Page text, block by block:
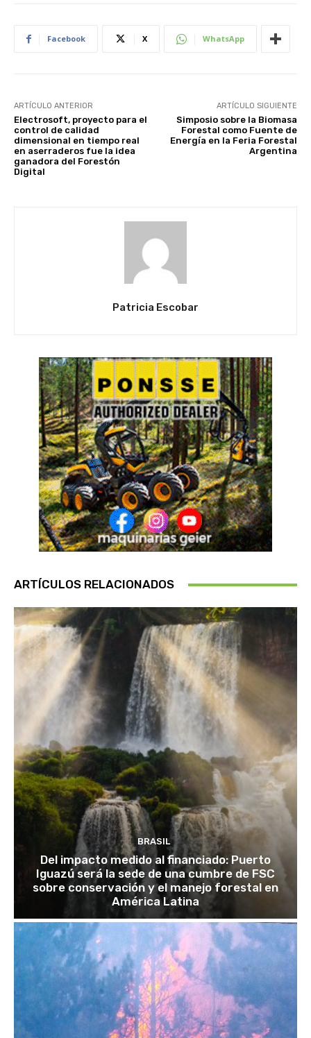
Facebook X WhatsApp
ARTÍCULO ANTERIOR
Electrosoft, proyecto para el
control de calidad
dimensional en tiempo real
en aserraderos fue la idea
ganadora del Forestón
Digital
ARTÍCULO SIGUIENTE
Simposio sobre la Biomasa
Forestal como Fuente de
Energía en la Feria Forestal
Argentina
Patricia Escobar
ARTÍCULOS RELACIONADOS
BRASIL
Del impacto medido al financiado: Puerto
Iguazú será la sede de una cumbre de FSC
sobre conservación y el manejo forestal en
América Latina